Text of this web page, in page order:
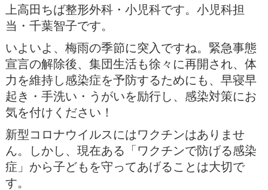
上高田ちば整形外科・小児科です。小児科担
当・千葉智子です。
いよいよ、梅雨の季節に突入ですね。緊急事態
宣言の解除後、集団生活も徐々に再開され、体
力を維持し感染症を予防するためにも、早寝早
起き・手洗い・うがいを励行し、感染対策にお
気を付けください！
新型コロナウイルスにはワクチンはありませ
ん。しかし、現在ある「ワクチンで防げる感染
症」から子どもを守ってあげることは大切で
す。